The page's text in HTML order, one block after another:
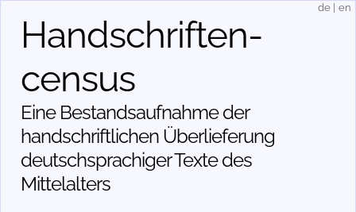
Handschriften­
census
Eine Bestandsaufnahme der
handschriftlichen Über­lieferung
deutschsprachiger Texte des
Mittelalters
de en